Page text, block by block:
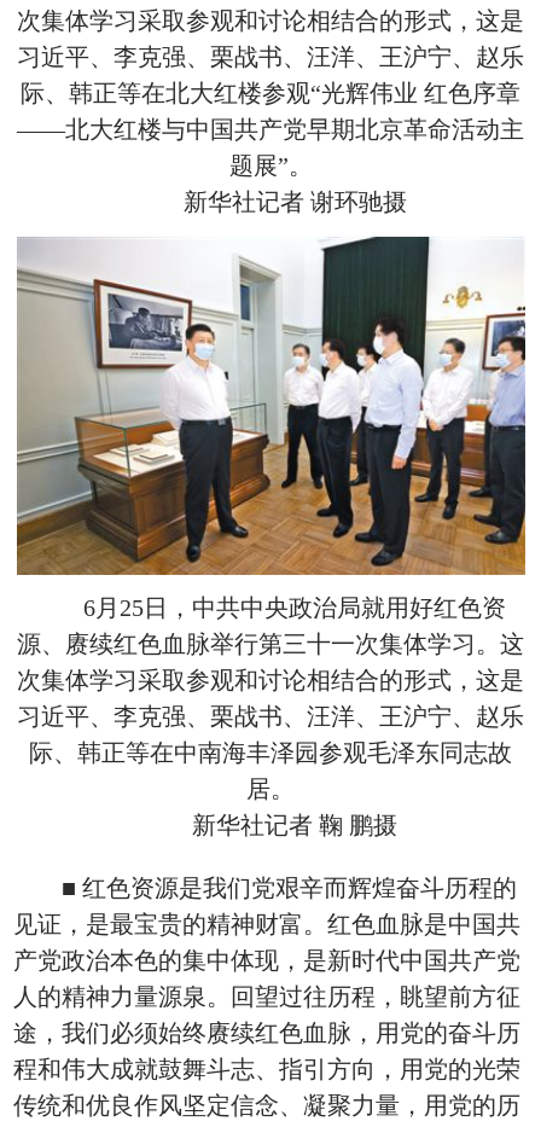
次集体学习采取参观和讨论相结合的形式，这是
习近平、李克强、栗战书、汪洋、王沪宁、赵乐
际、韩正等在北大红楼参观“光辉伟业 红色序章
——北大红楼与中国共产党早期北京革命活动主
题展”。
新华社记者 谢环驰摄
6月25日，中共中央政治局就用好红色资
源、赓续红色血脉举行第三十一次集体学习。这
次集体学习采取参观和讨论相结合的形式，这是
习近平、李克强、栗战书、汪洋、王沪宁、赵乐
际、韩正等在中南海丰泽园参观毛泽东同志故
居。
新华社记者 鞠 鹏摄
■ 红色资源是我们党艰辛而辉煌奋斗历程的
见证，是最宝贵的精神财富。红色血脉是中国共
产党政治本色的集中体现，是新时代中国共产党
人的精神力量源泉。回望过往历程，眺望前方征
途，我们必须始终赓续红色血脉，用党的奋斗历
程和伟大成就鼓舞斗志、指引方向，用党的光荣
传统和优良作风坚定信念、凝聚力量，用党的历